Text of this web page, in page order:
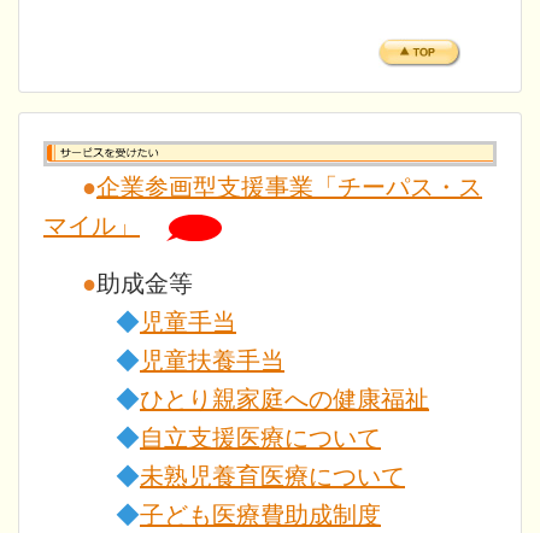
●企業参画型支援事業「チーパス・ス
マイル」
●助成金等
◆児童手当
◆児童扶養手当
◆ひとり親家庭への健康福祉
◆自立支援医療について
◆未熟児養育医療について
◆子ども医療費助成制度